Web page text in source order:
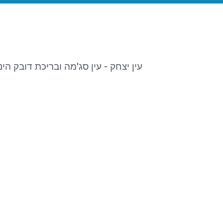
עין יצחק - עין סג'מה ובריכת דובק הינן 2 בריכות מטופחות, עמוקות וקרות לזכרם של אב